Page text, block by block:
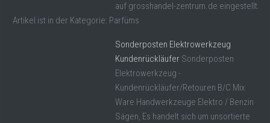
auf grosshandel-zentrum.de eingestellt.
Artikel ist in der Kategorie: Parfüms
Sonderposten Elektrowerkzeug
Kundenrückläufer Sonderposten
Elektrowerkzeug -
Kundenrückläufer/Retouren B/C Mix
Ware Handwerkzeuge Elektro / Benzin
Sägen, Es handelt sich um unsortierte